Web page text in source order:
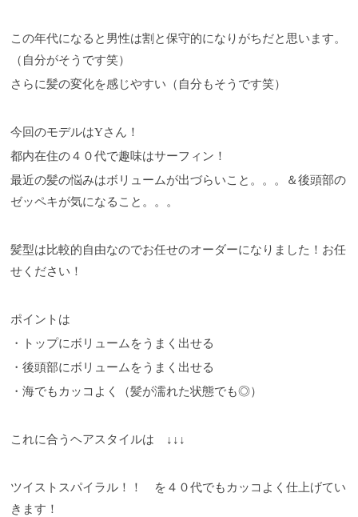
この年代になると男性は割と保守的になりがちだと思います。
（自分がそうです笑）
さらに髪の変化を感じやすい（自分もそうです笑）
今回のモデルはYさん！
都内在住の４０代で趣味はサーフィン！
最近の髪の悩みはボリュームが出づらいこと。。。＆後頭部の
ゼッペキが気になること。。。
髪型は比較的自由なのでお任せのオーダーになりました！お任
せください！
ポイントは
・トップにボリュームをうまく出せる
・後頭部にボリュームをうまく出せる
・海でもカッコよく（髪が濡れた状態でも◎）
これに合うヘアスタイルは ↓↓↓
ツイストスパイラル！！ を４０代でもカッコよく仕上げてい
きます！